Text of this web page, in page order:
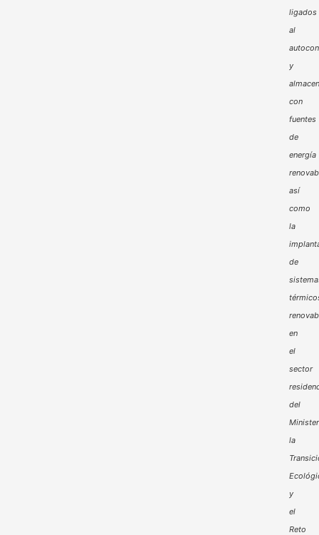
ligados
al
y
con
fuentes
de
energía
así
como
la
de
en
el
sector
del
la
y
el
Reto